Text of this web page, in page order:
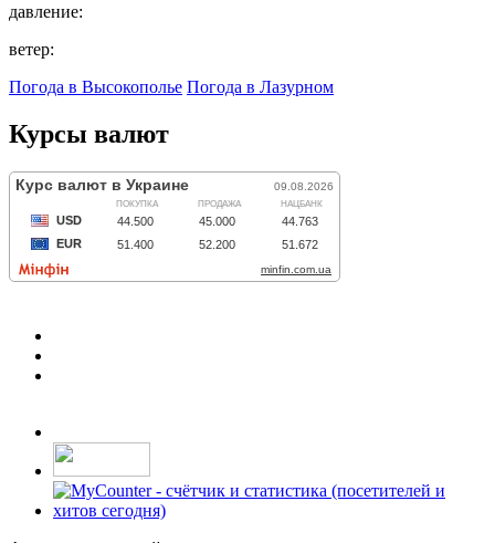
давление:
ветер:
Погода в Высокополье Погода в Лазурном
Курсы валют